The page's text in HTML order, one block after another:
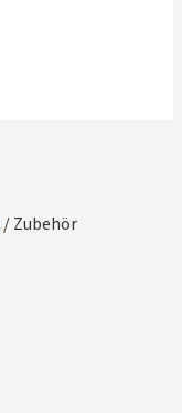
/Zubehör